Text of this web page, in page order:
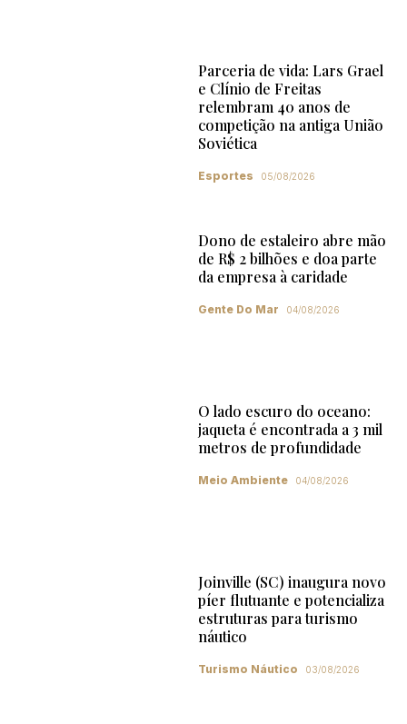
Parceria de vida: Lars Grael
e Clínio de Freitas
relembram 40 anos de
competição na antiga União
Soviética
Esportes 05/08/2026
Dono de estaleiro abre mão
de R$ 2 bilhões e doa parte
da empresa à caridade
Gente Do Mar 04/08/2026
O lado escuro do oceano:
jaqueta é encontrada a 3 mil
metros de profundidade
Meio Ambiente 04/08/2026
Joinville (SC) inaugura novo
píer flutuante e potencializa
estruturas para turismo
náutico
Turismo Náutico 03/08/2026